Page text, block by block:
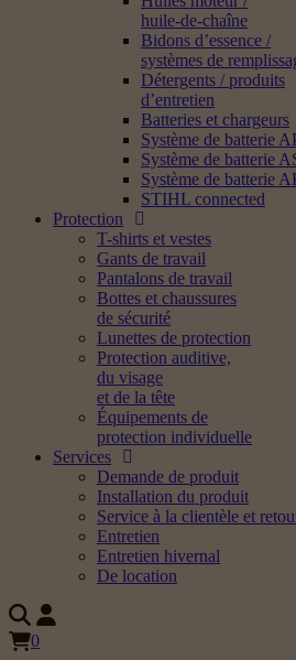
huile-de-chaîne
Bidons d’essence /
systèmes de
Détergents / produits
d’entretien
Batteries et chargeurs
Système de batterie
Système de batterie
Système de batterie
STIHL connected
Protection
T-shirts et vestes
Gants de travail
Pantalons de travail
Bottes et chaussures
de sécurité
Lunettes de protection
Protection auditive,
du visage
et de la tête
Équipements de
protection individuelle
Services
Demande de produit
Installation du produit
Service à la clientèle et
Entretien
Entretien hivernal
De location
0